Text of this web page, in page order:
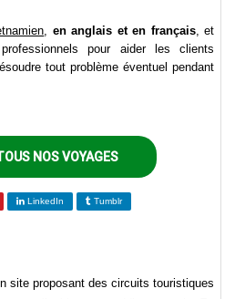
, en anglais et en français, et
pour aider les clients
tout problème éventuel pendant
NOS VOYAGES
LinkedIn Tumblr
site proposant des circuits touristiques